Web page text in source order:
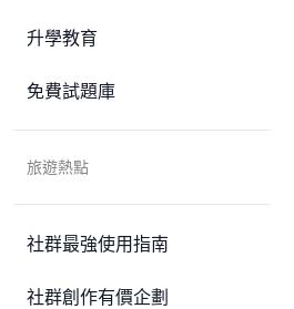
升學教育
免費試題庫
旅遊熱點
社群最強使用指南
社群創作有價企劃